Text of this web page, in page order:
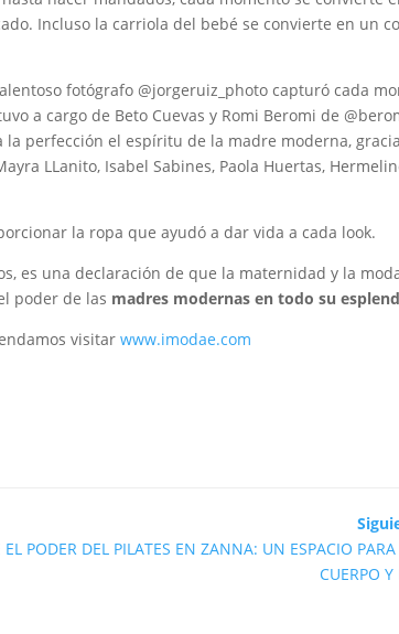
Incluso la carriola del bebé se convierte en un
fotógrafo @jorgeruiz_photo capturó cada
a cargo de Beto Cuevas y Romi Beromi de
la perfección el espíritu de la madre moderna,
LLanito, Isabel Sabines, Paola Huertas,
la ropa que ayudó a dar vida a cada look.
es una declaración de que la maternidad y la
poder de las madres modernas en todo su
visitarwww.imodae.com
EL PODER DEL PILATES EN ZANNA: UN ESPACIO
CUERPO